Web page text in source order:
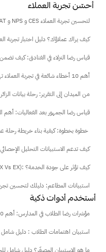
كيف تختار بين CSAT و NPS و CES لتحسين تجربة العملاء
كيف يراك عملاؤك؟ دليل اختبار تجربة
قياس رضا النزلاء في الفنادق: كيف
أهم 10 أخطاء شائعة في تجربة العملاء تهدد ولاءهم
من الميدان إلى التقرير: رحلة بيانات
قياس رضا الجمهور بعد الفعاليات: أهم
كيف تدعم الاستبيانات التحليل
العلاقة بين تجربة المستفيد وتجربة الموظف (CX Vs EX): كيف تؤثر على جودة الخدمة؟
استبيانات المطاعم: دليلك لتحسين
أستخدم أدوات ذكية
مؤشرات رضا الطلاب في المدارس: أهم 10 مؤشرات يجب متابعتها
استبيان اهتمامات الطلاب : دليل شامل
ما هو الاستبيان المصغّر؟ دليل شامل